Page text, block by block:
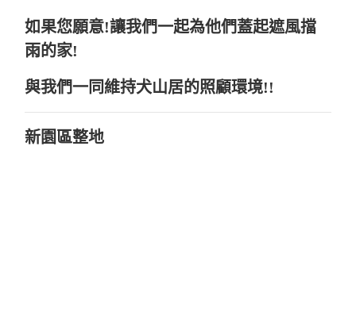
如果您願意!讓我們一起為他們蓋起遮風擋
雨的家!
與我們一同維持犬山居的照顧環境!!
新園區整地